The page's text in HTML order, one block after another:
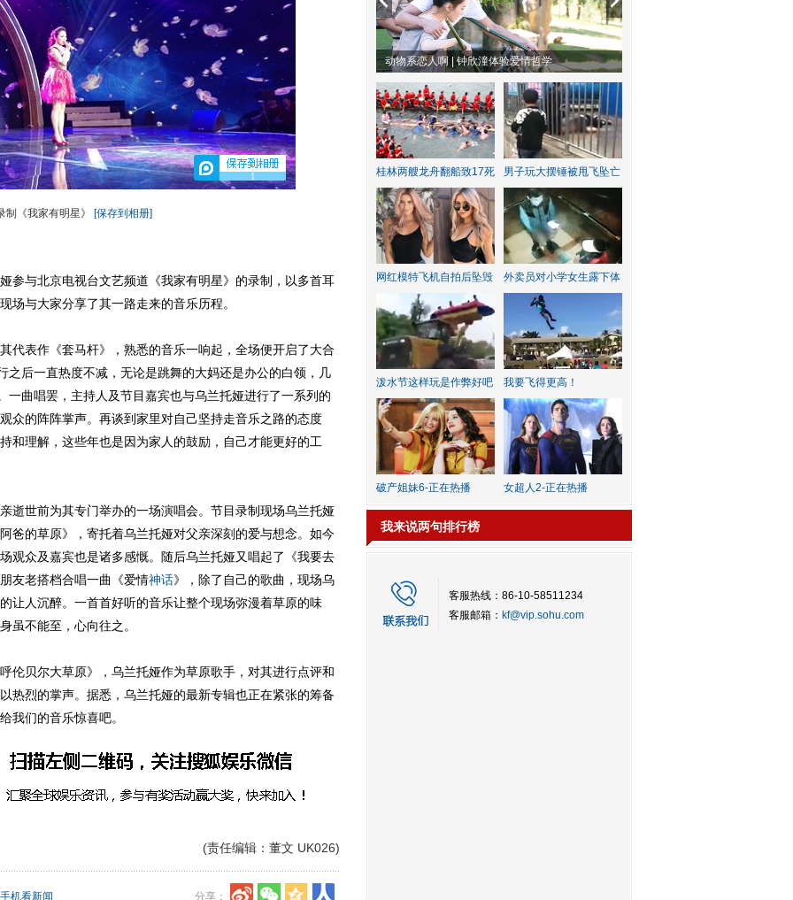
1
制《我家有明星》 [保存到相册]
与北京电视台文艺频道《我家有明星》的录制，以多首耳
场与大家分享了其一路走来的音乐历程。
表作《套马杆》，熟悉的音乐一响起，全场便开启了大合
之后一直热度不减，无论是跳舞的大妈还是办公的白领，几
一曲唱罢，主持人及节目嘉宾也与乌兰托娅进行了一系列的
众的阵阵掌声。再谈到家里对自己坚持走音乐之路的态度
和理解，这些年也是因为家人的鼓励，自己才能更好的工
世前为其专门举办的一场演唱会。节目录制现场乌兰托娅
爸的草原》，寄托着乌兰托娅对父亲深刻的爱与想念。如今
观众及嘉宾也是诸多感慨。随后乌兰托娅又唱起了《我要去
友老搭档合唱一曲《爱情神话》，除了自己的歌曲，现场乌
让人沉醉。一首首好听的音乐让整个现场弥漫着草原的味
虽不能至，心向往之。
贝尔大草原》，乌兰托娅作为草原歌手，对其进行点评和
热烈的掌声。据悉，乌兰托娅的最新专辑也正在紧张的筹备
我们的音乐惊喜吧。
(责任编辑：董文 UK026)
分享：
手机看新闻
动物系恋人啊 | 钟欣潼体验爱情哲学
桂林两艘龙舟翻船致17死 男子玩大摆锤被甩飞坠亡
网红模特飞机自拍后坠毁 外卖员对小学女生露下体
泼水节这样玩是作弊好吧 我要飞得更高！
破产姐妹6-正在热播 女超人2-正在热播
我来说两句排行榜
客服热线：86-10-58511234
客服邮箱： kf@vip.sohu.com